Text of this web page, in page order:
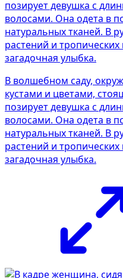
В волшебном саду,
кустами и цветами,
позирует девушка с
волосами. Она одета в
натуральных тканей. В
растений и
загадочная улыбка.